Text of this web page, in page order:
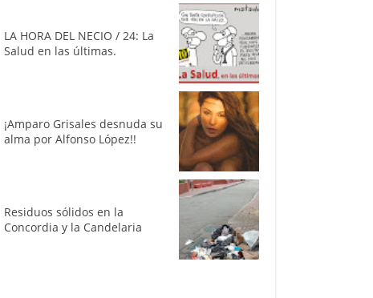
LA HORA DEL NECIO / 24: La
Salud en las últimas.
¡Amparo Grisales desnuda su
alma por Alfonso López!!
Residuos sólidos en la
Concordia y la Candelaria